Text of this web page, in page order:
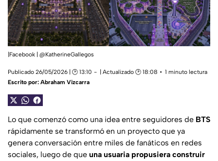
|Facebook | @KatherineGallegos
Publicado 26/05/2026 | 🕑 13:10 | Actualizado 🕑 18:08
1 minuto lectura
Escrito por: Abraham Vizcarra
Lo que comenzó como una idea entre seguidores de BTS
rápidamente se transformó en un proyecto que ya
genera conversación entre miles de fanáticos en redes
sociales, luego de que una usuaria propusiera construir